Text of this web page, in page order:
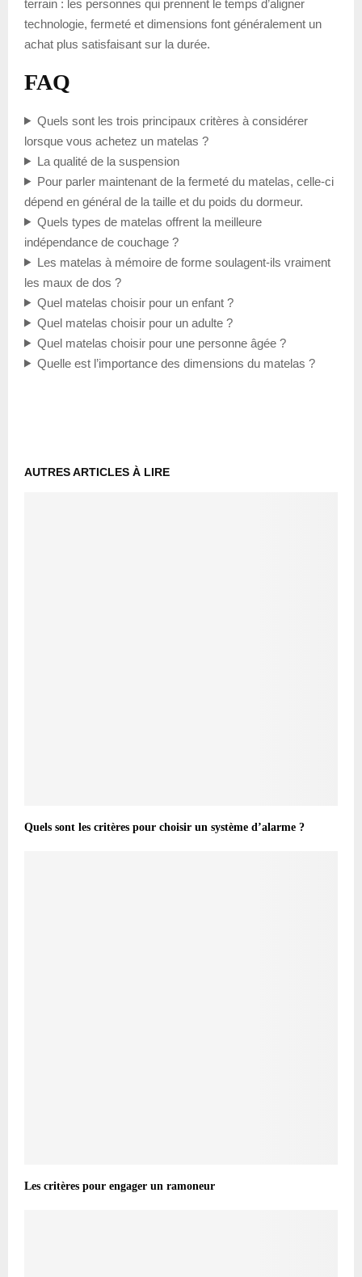
terrain : les personnes qui prennent le temps d’aligner
technologie, fermeté et dimensions font généralement un
achat plus satisfaisant sur la durée.
FAQ
Quels sont les trois principaux critères à considérer
lorsque vous achetez un matelas ?
La qualité de la suspension
Pour parler maintenant de la fermeté du matelas, celle-ci
dépend en général de la taille et du poids du dormeur.
Quels types de matelas offrent la meilleure
indépendance de couchage ?
Les matelas à mémoire de forme soulagent-ils vraiment
les maux de dos ?
Quel matelas choisir pour un enfant ?
Quel matelas choisir pour un adulte ?
Quel matelas choisir pour une personne âgée ?
Quelle est l’importance des dimensions du matelas ?
AUTRES ARTICLES À LIRE
Quels sont les critères pour choisir un système d’alarme ?
Les critères pour engager un ramoneur